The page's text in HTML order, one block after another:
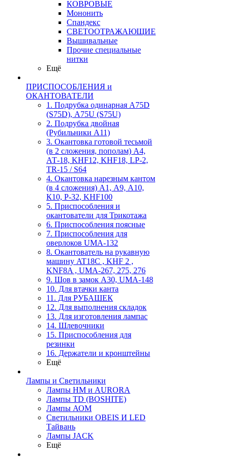
КОВРОВЫЕ
Мононить
Спандекс
СВЕТООТРАЖАЮЩИЕ
Вышивальные
Прочие специальные
нитки
Ещё
ПРИСПОСОБЛЕНИЯ и
ОКАНТОВАТЕЛИ
1. Подрубка одинарная А75D
(S75D), А75U (S75U)
2. Подрубка двойная
(Рубильники А11)
3. Окантовка готовой тесьмой
(в 2 сложения, пополам) А4,
АТ-18, KHF12, KHF18, LP-2,
TR-15 / S64
4. Окантовка нарезным кантом
(в 4 сложения) А1, А9, А10,
К10, Р-32, KHF100
5. Приспособления и
окантователи для Трикотажа
6. Приспособления поясные
7. Приспособления для
оверлоков UMA-132
8. Окантователь на рукавную
машину AT18C , KHF 2 ,
KNF8A , UMA-267, 275, 276
9. Шов в замок А30, UMA-148
10. Для втачки канта
11. Для РУБАШЕК
12. Для выполнения складок
13. Для изготовления лампас
14. Шлевочники
15. Приспособления для
резинки
16. Держатели и кронштейны
Ещё
Лампы и Светильники
Лампы HM и AURORA
Лампы TD (BOSHITE)
Лампы АОМ
Светильники OBEIS И LED
Тайвань
Лампы JACK
Ещё